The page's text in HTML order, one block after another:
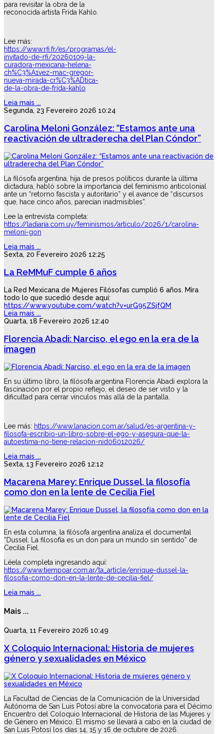
para revisitar la obra de la
reconocida artista Frida Kahlo.
Lee más:
https://www.rfi.fr/es/programas/el-
invitado-de-rfi/20260109-la-
curadora-mexicana-helena-
ch%C3%A1vez-mac-gregor-
nueva-mirada-cr%C3%ADtica-
de-la-obra-de-frida-kahlo
Leia mais ...
Segunda, 23 Fevereiro 2026 10:24
Carolina Meloni González: “Estamos ante una
reactivación de ultraderecha del Plan Cóndor”
La filósofa argentina, hija de presos políticos durante la última
dictadura, habló sobre la importancia del feminismo anticolonial
ante un “retorno fascista y autoritario” y el avance de “discursos
que, hace cinco años, parecían inadmisibles”.
Lee la entrevista completa:
https://ladiaria.com.uy/feminismos/articulo/2026/1/carolina-
meloni-gon
Leia mais ...
Sexta, 20 Fevereiro 2026 12:25
La ReMMuF cumple 6 años
La Red Mexicana de Mujeres Filósofas cumplió 6 años. Mira
todo lo que sucedió desde aquí:
https://www.youtube.com/watch?v=urG95ZSjfQM
Leia mais ...
Quarta, 18 Fevereiro 2026 12:40
Florencia Abadi: Narciso, el ego en la era de la
imagen
En su último libro, la filósofa argentina Florencia Abadi explora la
fascinación por el propio reflejo, el deseo de ser visto y la
dificultad para cerrar vínculos más allá de la pantalla.
Lee más: https://www.lanacion.com.ar/salud/es-argentina-y-
filosofa-escribio-un-libro-sobre-el-ego-y-asegura-que-la-
autoestima-no-tiene-relacion-nid06012026/
Leia mais ...
Sexta, 13 Fevereiro 2026 12:12
Macarena Marey: Enrique Dussel, la filosofía
como don en la lente de Cecilia Fiel
En esta columna, la filósofa argentina analiza el documental
“Dussel. La filosofía es un don para un mundo sin sentido” de
Cecilia Fiel.
Léela completa ingresando aquí:
https://www.tiempoar.com.ar/ta_article/enrique-dussel-la-
filosofia-como-don-en-la-lente-de-cecilia-fiel/
Leia mais ...
Mais ...
Quarta, 11 Fevereiro 2026 10:49
X Coloquio Internacional: Historia de mujeres
género y sexualidades en México
La Facultad de Ciencias de la Comunicación de la Universidad
Autónoma de San Luis Potosí abre la convocatoria para el Décimo
Encuentro del Coloquio Internacional de Historia de las Mujeres y
de Género en México. El mismo se llevará a cabo en la ciudad de
San Luis Potosí los días 14, 15 y 16 de octubre de 2026.